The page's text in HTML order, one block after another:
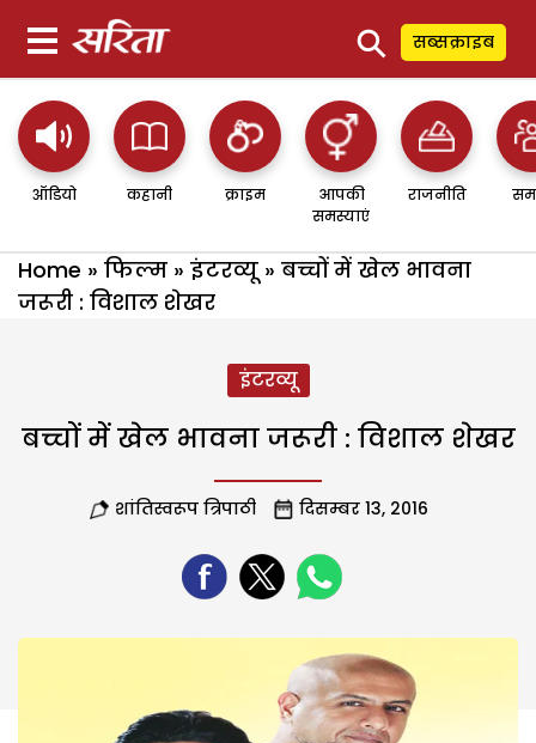
⚲ सब्सक्राइब
ऑडियो कहानी क्राइम
आपकी
समस्याएं
राजनीति
Home » फिल्म » इंटरव्यू» बच्चों में खेल भावना
जरूरी : विशाल शेखर
इंटरव्यू
बच्चों में खेल भावना जरूरी : विशाल शेखर
शांतिस्वरूप त्रिपाठी दिसम्बर 13, 2016